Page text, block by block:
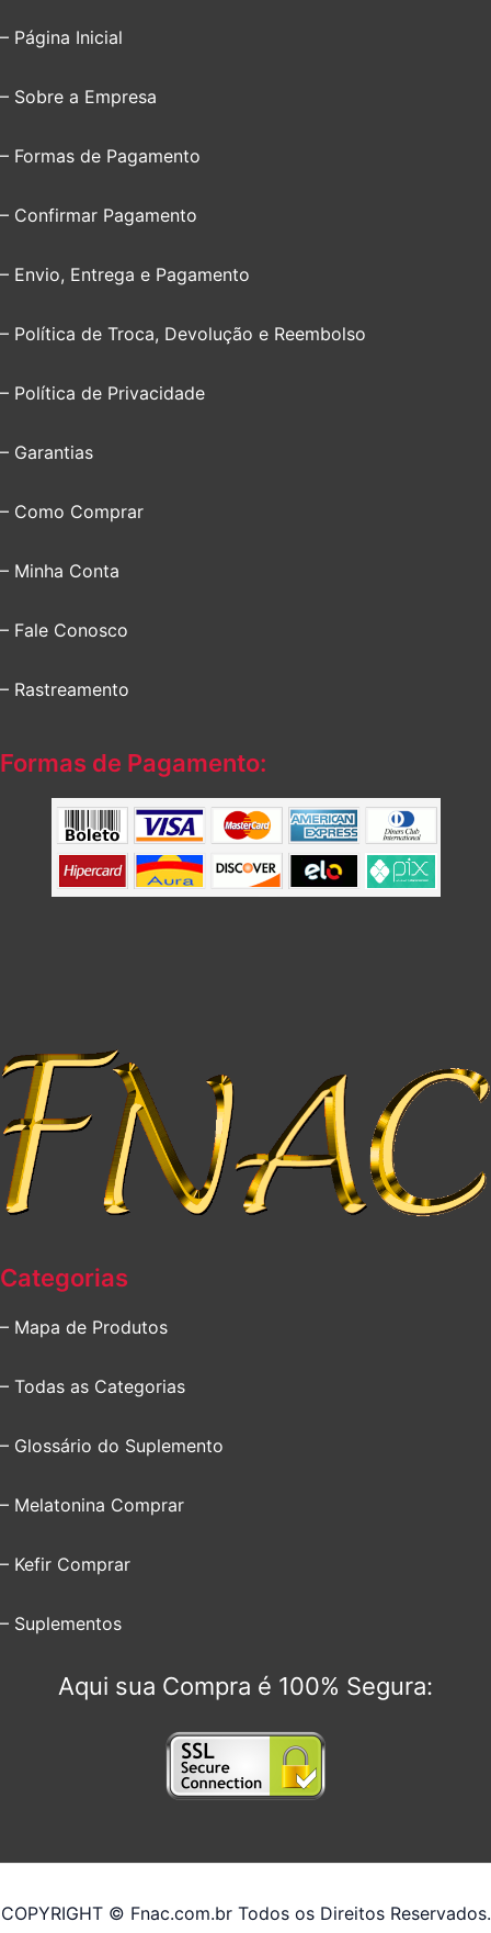
– Página Inicial
– Sobre a Empresa
– Formas de Pagamento
– Confirmar Pagamento
– Envio, Entrega e Pagamento
– Política de Troca, Devolução e Reembolso
– Política de Privacidade
– Garantias
– Como Comprar
– Minha Conta
– Fale Conosco
– Rastreamento
Formas de Pagamento:
Categorias
– Mapa de Produtos
– Todas as Categorias
– Glossário do Suplemento
– Melatonina Comprar
– Kefir Comprar
– Suplementos
Aqui sua Compra é 100% Segura:
COPYRIGHT © Fnac.com.br Todos os Direitos Reservados.